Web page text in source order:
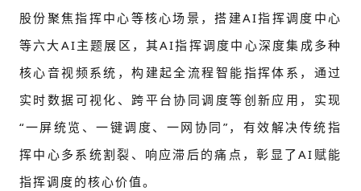
股份聚焦指挥中心等核心场景，搭建AI指挥调度中心
等六大AI主题展区，其AI指挥调度中心深度集成多种
核心音视频系统，构建起全流程智能指挥体系，通过
实时数据可视化、跨平台协同调度等创新应用，实现
“一屏统览、一键调度、一网协同”，有效解决传统指
挥中心多系统割裂、响应滞后的痛点，彰显了AI赋能
指挥调度的核心价值。